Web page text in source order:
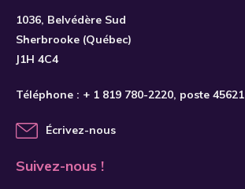
1036, Belvédère Sud
Sherbrooke (Québec)
J1H 4C4
Téléphone : + 1 819 780-2220, poste 45621
Écrivez-nous
Suivez-nous !